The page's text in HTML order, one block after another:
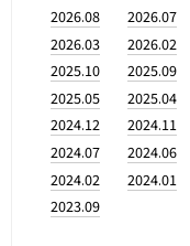
2026.08 2026.07
2026.03
2026.02
2025.10
2025.09
2025.05
2025.04
2024.12
2024.11
2024.07
2024.06
2024.02
2024.01
2023.09